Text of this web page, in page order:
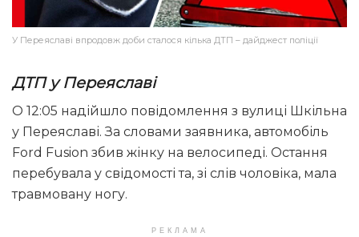
У Переяславі впродовж доби сталося кілька ДТП – дайджест поліції
ДТП у Переяславі
О 12:05 надійшло повідомлення з вулиці Шкільна
у Переяславі. За словами заявника, автомобіль
Ford Fusion збив жінку на велосипеді. Остання
перебувала у свідомості та, зі слів чоловіка, мала
травмовану ногу.
РЕКЛАМА